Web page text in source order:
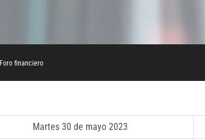
Foro financiero
Martes 30 de mayo 2023